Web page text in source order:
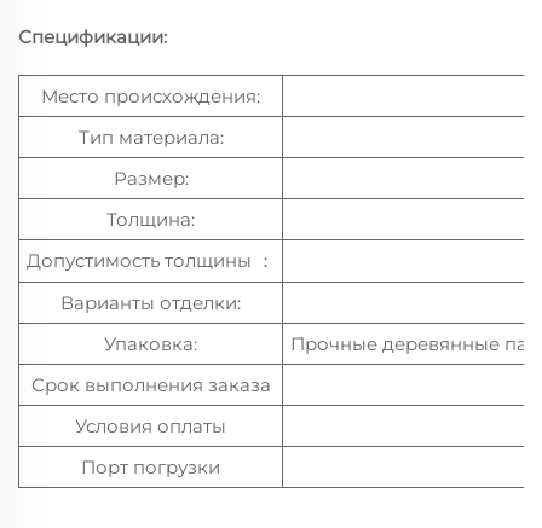
Спецификации:
Место происхождения:
Тип материала:
Размер:
Толщина:
Допустимость толщины
：
Варианты отделки:
Упаковка:
Прочные деревянные
Срок выполнения заказа
Условия оплаты
Порт погрузки